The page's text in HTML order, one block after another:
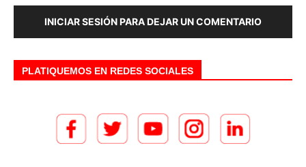
INICIAR SESIÓN PARA DEJAR UN COMENTARIO
PLATIQUEMOS EN REDES SOCIALES